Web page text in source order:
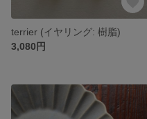
terrier (イヤリング: 樹脂)
3,080円